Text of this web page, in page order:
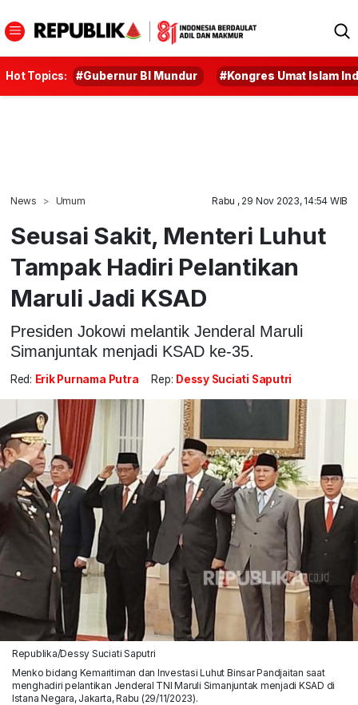
Hot Topics: #Gubernur BI Mundur #Kongres Umat Islam
News Umum Rabu , 29 Nov 2023, 14:54 WIB
Seusai Sakit, Menteri Luhut
Tampak Hadiri Pelantikan
Maruli Jadi KSAD
Presiden Jokowi melantik Jenderal Maruli
Simanjuntak menjadi KSAD ke-35.
Red: Erik Purnama Putra Rep: Dessy Suciati Saputri
Republika/Dessy Suciati Saputri
Menko bidang Kemaritiman dan Investasi Luhut Binsar Pandjaitan saat
menghadiri pelantikan Jenderal TNI Maruli Simanjuntak menjadi KSAD di
Istana Negara, Jakarta, Rabu (29/11/2023).